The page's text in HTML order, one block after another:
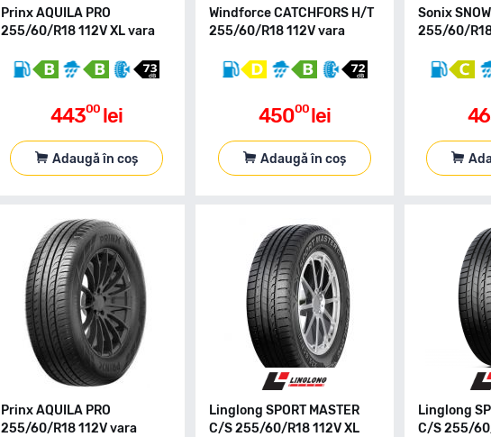
Prinx AQUILA PRO
255/60/R18 112V XL vara
44300 lei
Adaugă în coș
Windforce CATCHFORS H/T
255/60/R18 112V vara
45000 lei
Adaugă în coș
Sonix
255/60/
Prinx AQUILA PRO
255/60/R18 112V vara
Linglong SPORT MASTER
C/S 255/60/R18 112V XL
Linglong
C/S 255/